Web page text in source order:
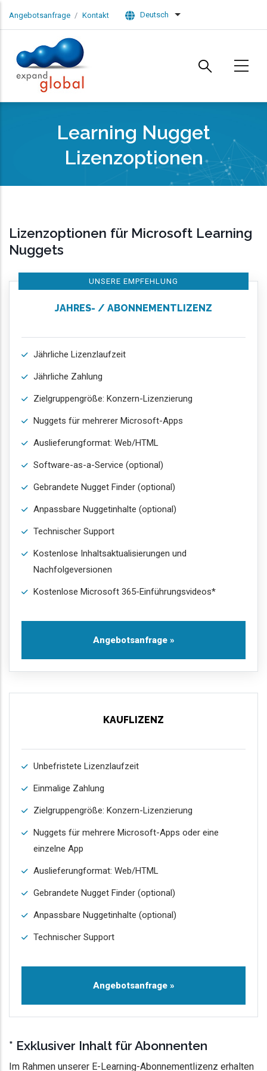
Angebotsanfrage Kontakt Deutsch List additional actions
Learning Nugget
Lizenzoptionen
Lizenzoptionen für Microsoft Learning
Nuggets
UNSERE EMPFEHLUNG
JAHRES- / ABONNEMENTLIZENZ
Jährliche Lizenzlaufzeit
Jährliche Zahlung
Zielgruppengröße: Konzern-Lizenzierung
Nuggets für mehrerer Microsoft-Apps
Auslieferungformat: Web/HTML
Software-as-a-Service (optional)
Gebrandete Nugget Finder (optional)
Anpassbare Nuggetinhalte (optional)
Technischer Support
Kostenlose Inhaltsaktualisierungen und
Nachfolgeversionen
Kostenlose Microsoft 365-Einführungsvideos*
Angebotsanfrage »
KAUFLIZENZ
Unbefristete Lizenzlaufzeit
Einmalige Zahlung
Zielgruppengröße: Konzern-Lizenzierung
Nuggets für mehrere Microsoft-Apps oder eine
einzelne App
Auslieferungformat: Web/HTML
Gebrandete Nugget Finder (optional)
Anpassbare Nuggetinhalte (optional)
Technischer Support
Angebotsanfrage »
* Exklusiver Inhalt für Abonnenten
Im Rahmen unserer E-Learning-Abonnementlizenz erhalten